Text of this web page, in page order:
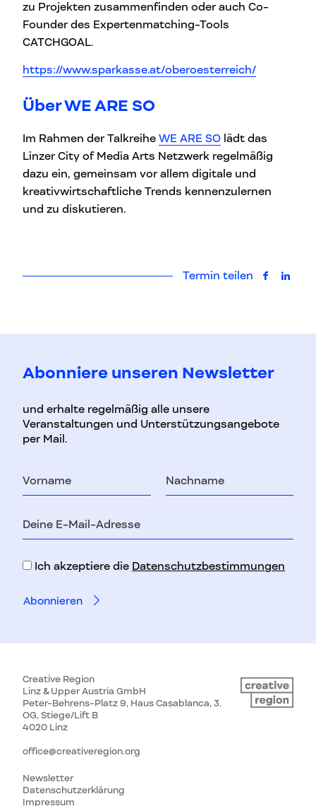
zu Projekten zusammenfinden oder auch Co-
Founder des Expertenmatching-Tools
CATCHGOAL.
https://www.sparkasse.at/oberoesterreich/
Über WE ARE SO
Im Rahmen der Talkreihe WE ARE SO lädt das
Linzer City of Media Arts Netzwerk regelmäßig
dazu ein, gemeinsam vor allem digitale und
kreativwirtschaftliche Trends kennenzulernen
und zu diskutieren.
Termin teilen auf auf
Abonniere unseren Newsletter
und erhalte regelmäßig alle unsere
Veranstaltungen und Unterstützungsangebote
per Mail.
Nachname
Mail-
Ich akzeptiere die Datenschutzbestimmungen
Creative Region
Linz & Upper Austria GmbH
Peter-Behrens-Platz 9, Haus Casablanca, 3.
OG, Stiege/Lift B
4020 Linz
office@creativeregion.org
Newsletter
Datenschutzerklärung
Impressum